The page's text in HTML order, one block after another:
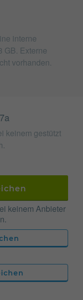
interne
GB. Externe
vorhanden.
keinem gestützt
keinem Anbieter